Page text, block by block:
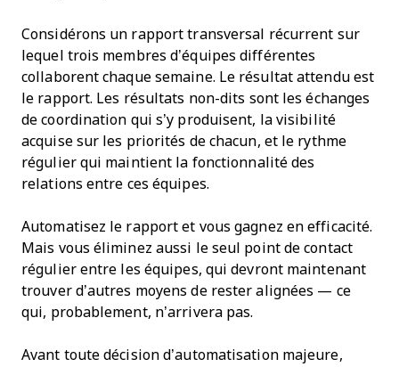
Considérons un rapport transversal récurrent sur
lequel trois membres d’équipes différentes
collaborent chaque semaine. Le résultat attendu est
le rapport. Les résultats non-dits sont les échanges
de coordination qui s’y produisent, la visibilité
acquise sur les priorités de chacun, et le rythme
régulier qui maintient la fonctionnalité des
relations entre ces équipes.
Automatisez le rapport et vous gagnez en efficacité.
Mais vous éliminez aussi le seul point de contact
régulier entre les équipes, qui devront maintenant
trouver d’autres moyens de rester alignées — ce
qui, probablement, n’arrivera pas.
Avant toute décision d’automatisation majeure,